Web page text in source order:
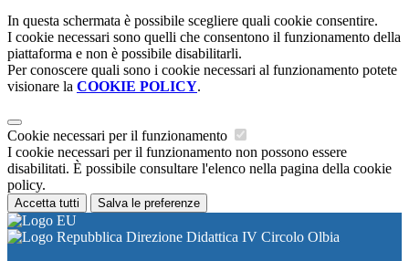
In questa schermata è possibile scegliere quali cookie consentire.
I cookie necessari sono quelli che consentono il funzionamento della
piattaforma e non è possibile disabilitarli.
Per conoscere quali sono i cookie necessari al funzionamento potete
visionare la COOKIE POLICY.
Cookie necessari per il funzionamento
I cookie necessari per il funzionamento non possono essere
disabilitati. È possibile consultare l'elenco nella pagina della cookie
policy.
Accetta tutti Salva le preferenze
Direzione Didattica IV Circolo Olbia